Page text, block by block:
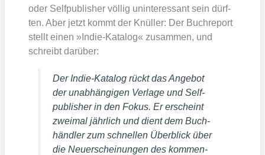
oder Self­pu­blisher völ­lig unin­ter­es­sant sein dürf­
ten. Aber jetzt kommt der Knül­ler: Der Buch­re­port
stellt einen »Indie-Kata­log« zusam­men, und
schreibt dar­über:
Der Indie-Kata­log rückt das Ange­bot
der unab­hän­gi­gen Ver­la­ge und Self­
pu­blisher in den Fokus. Er erscheint
zwei­mal jähr­lich und dient dem Buch­
händ­ler zum schnel­len Über­blick über
die Neu­erschei­nun­gen des kom­men­